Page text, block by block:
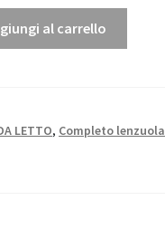
al carrello
LETTO, Completo lenzuola